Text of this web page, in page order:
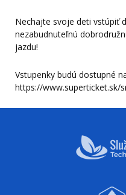
Nechajte svoje deti vstúpiť
nezabudnuteľnú
jazdu!
Vstupenky budú dostupné
https://www.superticket.sk/